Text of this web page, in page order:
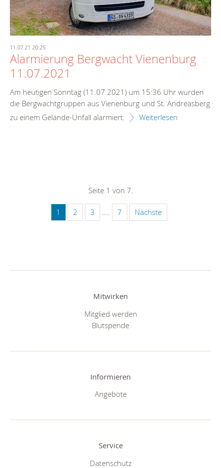
11.07.21 20:25
Alarmierung Bergwacht Vienenburg
11.07.2021
Am heutigen Sonntag (11.07.2021) um 15:36 Uhr wurden
die Bergwachtgruppen aus Vienenburg und St. Andreasberg
zu einem Gelände-Unfall alarmiert.
Weiterlesen
Seite 1 von 7.
1 2 3 .... 7 Nächste
Mitwirken
Mitglied werden
Blutspende
Informieren
Angebote
Service
Datenschutz